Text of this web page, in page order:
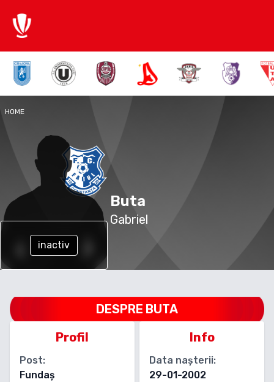
HOME
inactiv
Buta
Gabriel
DESPRE BUTA
Profil
Post:
Fundaș
Info
Data nașterii:
29-01-2002